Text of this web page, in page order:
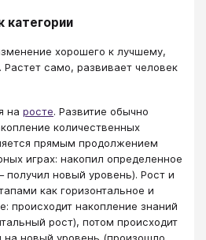
категории
хорошего к лучшему,
само, развивает человек
на росте. Развитие обычно
количественных
прямым продолжением
играх: накопил определенное
получил новый уровень). Рост и
как горизонтальное и
происходит накопление знаний
рост), потом происходит